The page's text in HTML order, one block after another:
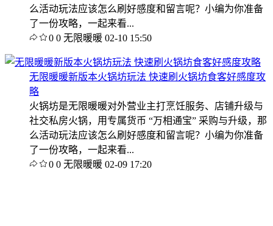
么活动玩法应该怎么刷好感度和留言呢？小编为你准备
了一份攻略，一起来看...
0 0 无限暖暖 02-10 15:50
无限暖暖新版本火锅坊玩法 快速刷火锅坊食客好感度攻
略
火锅坊是无限暖暖对外营业主打烹饪服务、店铺升级与
社交私房火锅，用专属货币 “万相通宝” 采购与升级，那
么活动玩法应该怎么刷好感度和留言呢？小编为你准备
了一份攻略，一起来看...
0 0 无限暖暖 02-09 17:20